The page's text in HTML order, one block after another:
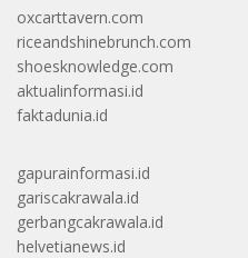
oxcarttavern.com
riceandshinebrunch.com
shoesknowledge.com
aktualinformasi.id
faktadunia.id
gapurainformasi.id
gariscakrawala.id
gerbangcakrawala.id
helvetianews.id